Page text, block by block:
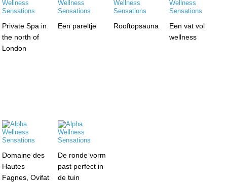
Private Spa in
the north of
London
Een pareltje Rooftopsauna
Een vat vol
wellness
Domaine des
Hautes
Fagnes, Ovifat
De ronde vorm
past perfect in
de tuin